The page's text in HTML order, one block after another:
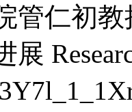
管仁初
展